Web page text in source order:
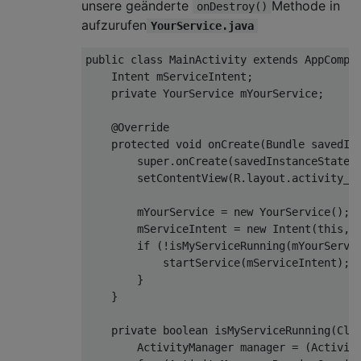
unsere geänderte onDestroy() Methode in
aufzurufen YourService.java
public class MainActivity extends
    Intent mServiceIntent;
private YourService mYourService;
@Override
protected
void onCreate(Bundle
super
        mYourService =
new YourService();
        mServiceIntent =
new Intent(this ,
if
            startService(mServiceIntent);
        }
    }
private boolean isMyServiceRunning (
ActivityManager manager =